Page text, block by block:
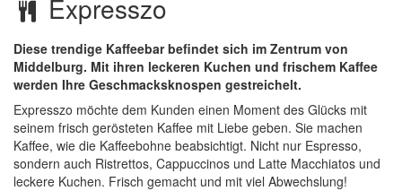
Expresszo
Diese trendige Kaffeebar befindet sich im Zentrum von
Middelburg. Mit ihren leckeren Kuchen und frischem Kaffee
werden Ihre Geschmacksknospen gestreichelt.
Expresszo möchte dem Kunden einen Moment des Glücks mit
seinem frisch gerösteten Kaffee mit Liebe geben. Sie machen
Kaffee, wie die Kaffeebohne beabsichtigt. Nicht nur Espresso,
sondern auch Ristrettos, Cappuccinos und Latte Macchiatos und
leckere Kuchen. Frisch gemacht und mit viel Abwechslung!